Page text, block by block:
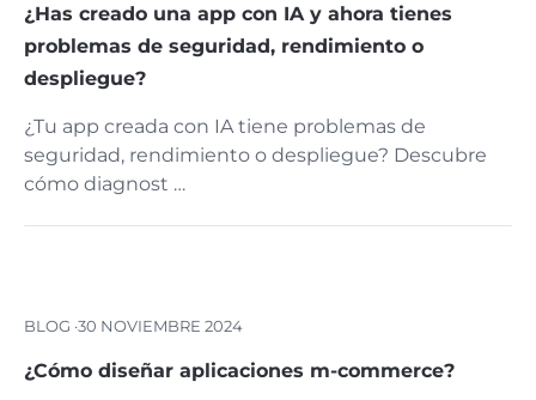
¿Has creado una app con IA y ahora tienes
problemas de seguridad, rendimiento o
despliegue?
¿Tu app creada con IA tiene problemas de
seguridad, rendimiento o despliegue? Descubre
cómo diagnost …
BLOG ·30 NOVIEMBRE 2024
¿Cómo diseñar aplicaciones m-commerce?